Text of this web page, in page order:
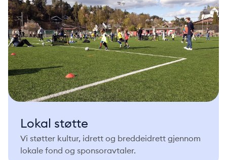
Lokal støtte
Vi støtter kultur, idrett og breddeidrett gjennom
lokale fond og sponsoravtaler.